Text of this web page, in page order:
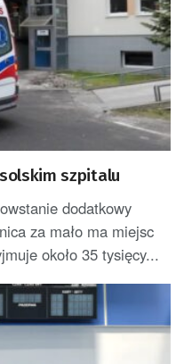
szpitalu
dodatkowy
za mało ma miejsc
około 35 tysięcy...